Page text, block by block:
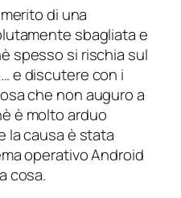
di una
sbagliata e
spesso si rischia sul
e discutere con i
che non auguro a
è molto arduo
la causa è stata
operativo Android
cosa.